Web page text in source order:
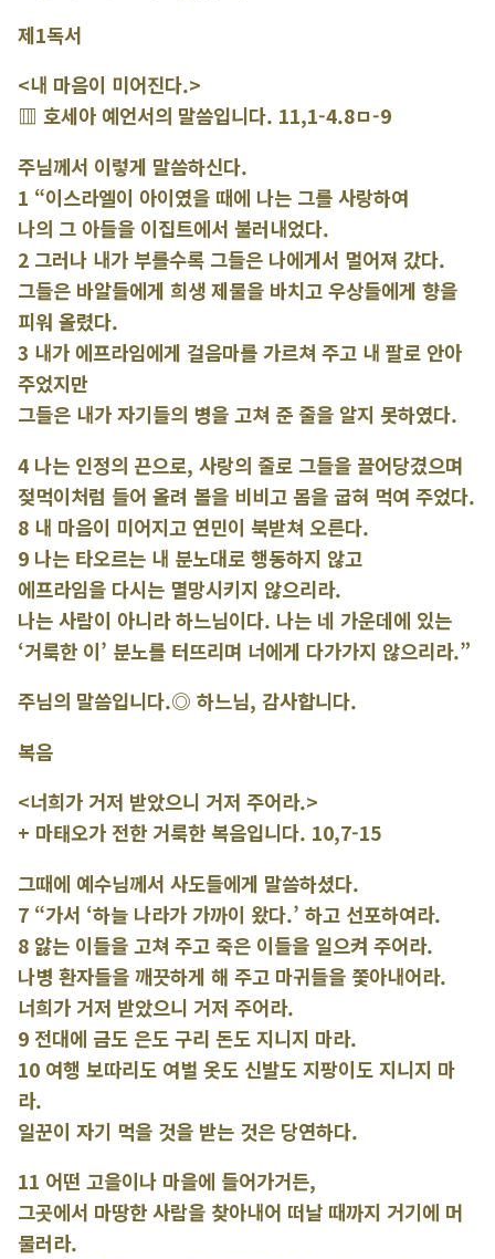
제1독서
<내 마음이 미어진다.>
▥ 호세아 예언서의 말씀입니다. 11,1-4.8ㅁ-9
주님께서 이렇게 말씀하신다.
1 “이스라엘이 아이였을 때에 나는 그를 사랑하여
나의 그 아들을 이집트에서 불러내었다.
2 그러나 내가 부를수록 그들은 나에게서 멀어져 갔다.
그들은 바알들에게 희생 제물을 바치고 우상들에게 향을
피워 올렸다.
3 내가 에프라임에게 걸음마를 가르쳐 주고 내 팔로 안아
주었지만
그들은 내가 자기들의 병을 고쳐 준 줄을 알지 못하였다.
4 나는 인정의 끈으로, 사랑의 줄로 그들을 끌어당겼으며
젖먹이처럼 들어 올려 볼을 비비고 몸을 굽혀 먹여 주었다.
8 내 마음이 미어지고 연민이 북받쳐 오른다.
9 나는 타오르는 내 분노대로 행동하지 않고
에프라임을 다시는 멸망시키지 않으리라.
나는 사람이 아니라 하느님이다. 나는 네 가운데에 있는
‘거룩한 이’ 분노를 터뜨리며 너에게 다가가지 않으리라.”
주님의 말씀입니다.◎ 하느님, 감사합니다.
복음
<너희가 거저 받았으니 거저 주어라.>
+ 마태오가 전한 거룩한 복음입니다. 10,7-15
그때에 예수님께서 사도들에게 말씀하셨다.
7 “가서 ‘하늘 나라가 가까이 왔다.’ 하고 선포하여라.
8 앓는 이들을 고쳐 주고 죽은 이들을 일으켜 주어라.
나병 환자들을 깨끗하게 해 주고 마귀들을 쫓아내어라.
너희가 거저 받았으니 거저 주어라.
9 전대에 금도 은도 구리 돈도 지니지 마라.
10 여행 보따리도 여벌 옷도 신발도 지팡이도 지니지 마
라.
일꾼이 자기 먹을 것을 받는 것은 당연하다.
11 어떤 고을이나 마을에 들어가거든,
그곳에서 마땅한 사람을 찾아내어 떠날 때까지 거기에 머
물러라.